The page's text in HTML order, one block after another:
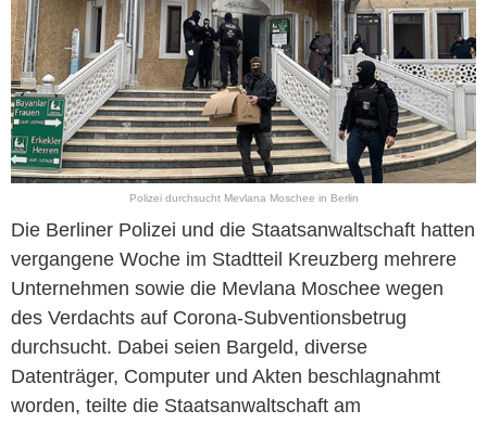
Polizei durchsucht Mevlana Moschee in Berlin
Die Berliner Polizei und die Staatsanwaltschaft hatten
vergangene Woche im Stadtteil Kreuzberg mehrere
Unternehmen sowie die Mevlana Moschee wegen
des Verdachts auf Corona-Subventionsbetrug
durchsucht. Dabei seien Bargeld, diverse
Datenträger, Computer und Akten beschlagnahmt
worden, teilte die Staatsanwaltschaft am